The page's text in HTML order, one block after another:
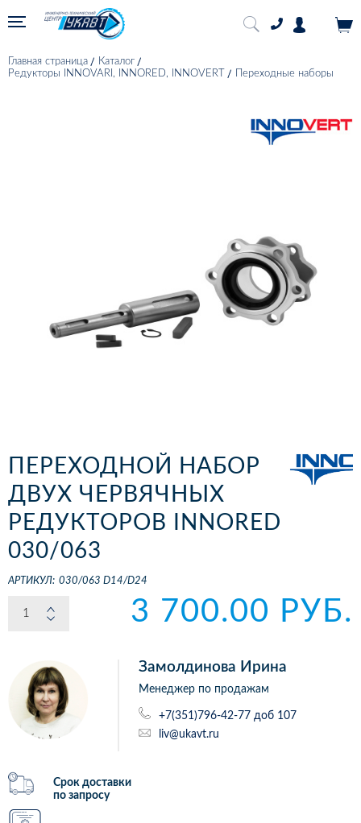
Главная страница
Каталог
Редукторы INNOVARI, INNORED, INNOVERT
Переходные наборы
ПЕРЕХОДНОЙ НАБОР
ДВУХ ЧЕРВЯЧНЫХ
РЕДУКТОРОВ INNORED
030/063
АРТИКУЛ: 030/063 D14/D24
3 700.00 РУБ.
Замолдинова Ирина
Менеджер по продажам
+7(351)796-42-77 доб 107
liv@ukavt.ru
Срок доставки
по запросу